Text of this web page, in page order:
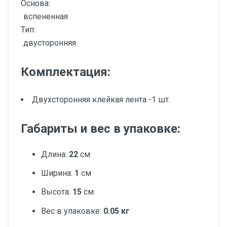
Основа:
вспененная
Тип:
двусторонняя
Комплектация:
Двухсторонняя клейкая лента -1 шт.
Габариты и вес в упаковке:
Длина: 22 см
Ширина: 1 см
Высота: 15 см
Вес в упаковке: 0.05 кг